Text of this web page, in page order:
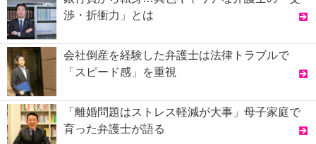
渉・折衝力」とは
会社倒産を経験した弁護士は法律トラブルで
「スピード感」を重視
「離婚問題はストレス軽減が大事」母子家庭で
育った弁護士が語る